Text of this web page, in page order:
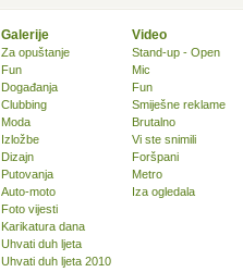
Galerije
Za opuštanje
Fun
Događanja
Clubbing
Moda
Izložbe
Dizajn
Putovanja
Auto-moto
Foto vijesti
Karikatura dana
Uhvati duh ljeta
Uhvati duh ljeta 2010
Video
Stand-up - Open
Mic
Fun
Smiješne reklame
Brutalno
Vi ste snimili
Foršpani
Metro
Iza ogledala